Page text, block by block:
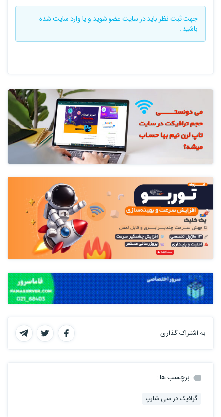
جهت ثبت نظر باید در سایتعضو شوید و یاوارد سایتشده
باشید .
به اشتراک گذاری
برچسب ها :
گرافیک در سی شارپ